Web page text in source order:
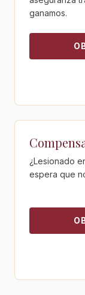
ganamos.
Obtén la guía
¿Lesionado
espera que